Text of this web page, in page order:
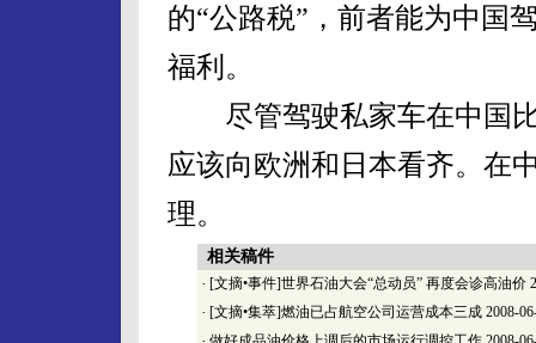
的“公路税”，前者能为中国
福利。
尽管驾驶私家车在中国比
应该向欧洲和日本看齐。在
理。
相关稿件
· [文摘•事件]世界石油大会“总动员” 再度会诊高油价
· [文摘•集萃]燃油已占航空公司运营成本三成 2008-